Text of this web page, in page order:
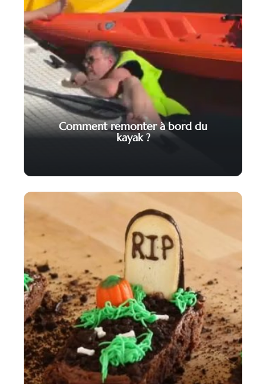
Comment remonter à bord du
kayak ?